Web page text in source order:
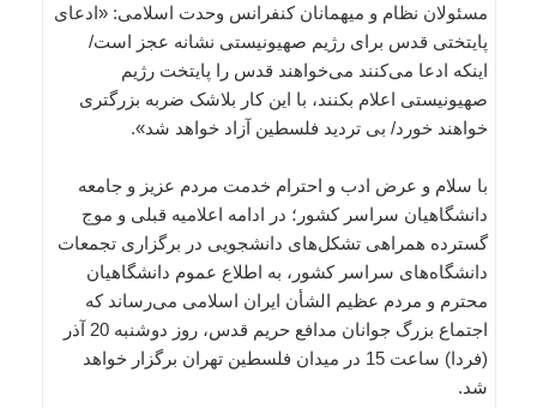
مسئولان نظام و میهمانان کنفرانس وحدت اسلامی: «ادعای
پایتختی قدس برای رژیم صهیونیستی نشانه عجز است/
اینکه ادعا می‌کنند می‌خواهند قدس را پایتخت رژیم
صهیونیستی اعلام بکنند، با این کار بلاشک ضربه‌ بزرگتری
خواهند خورد/ بی تردید فلسطین آزاد خواهد شد».
با سلام و عرض ادب و احترام خدمت مردم عزیز و جامعه
دانشگاهیان سراسر کشور؛ در ادامه اعلامیه قبلی و موج
گسترده همراهی تشکل‌های دانشجویی در برگزاری تجمعات
دانشگاه‌های سراسر کشور، به اطلاع عموم دانشگاهیان
محترم و مردم عظیم الشأن ایران اسلامی می‌رساند که
اجتماع بزرگ جوانان مدافع حریم قدس، روز دوشنبه 20 آذر
(فردا) ساعت 15 در میدان فلسطین تهران برگزار خواهد
شد.